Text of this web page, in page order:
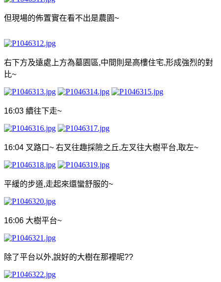
但現場的佈置實在看不出是農園~
右下方及遠處上方為墓園區,中間則是高樓住宅,形成強烈的對
比~
16:03 續往下走~
16:04 叉路口~ 右叉往趣採險之丘,左叉往大樹平台,取左~
平緩的步道,走起來還蠻舒服的~
16:06 大樹平台~
除了平台以外,說好的大樹在那裡呢??